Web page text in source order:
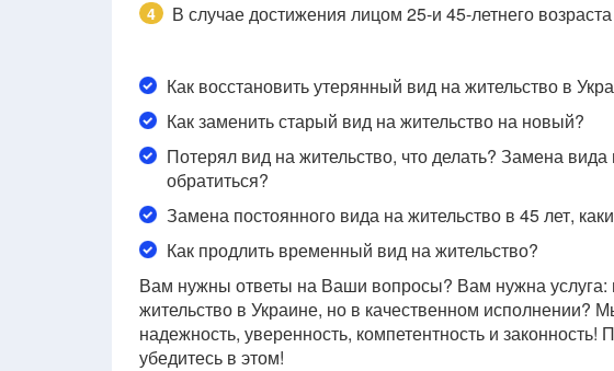
4 В случае достижения лицом 25-и 45-летнего
Как восстановить утерянный вид на жительство в
Как заменить старый вид на жительство на новый?
Потерял вид на жительство, что делать? Замена вида
обратиться?
Замена постоянного вида на жительство в 45 лет,
Как продлить временный вид на жительство?
Вам нужны ответы на Ваши вопросы? Вам нужна услуга:
жительство в Украине, но в качественном
надежность, уверенность, компетентность и
убедитесь в этом!